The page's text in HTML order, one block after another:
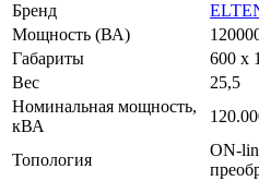
Бренд
Мощность (ВА)
Габариты
600 х
Вес
25,5
Номинальная мощность,
кВА
Топология
ON-